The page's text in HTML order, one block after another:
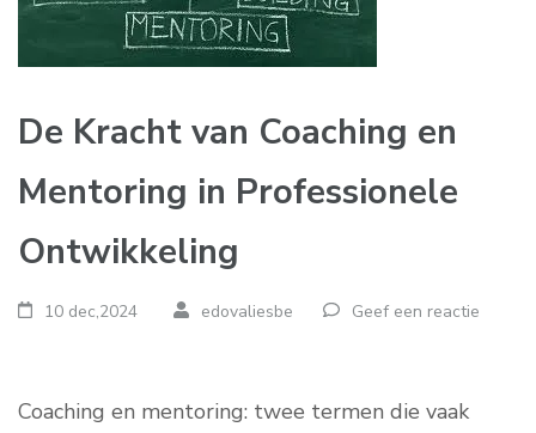
De Kracht van Coaching en
Mentoring in Professionele
Ontwikkeling
10 dec,2024 edovaliesbe Geef een reactie
Coaching en mentoring: twee termen die vaak